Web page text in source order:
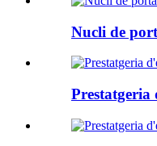
Nucli de
Prestatgeria